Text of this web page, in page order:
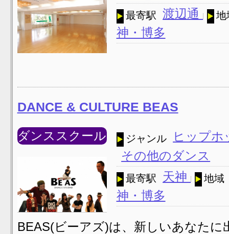
最寄駅 渡辺通 地
神・博多
DANCE & CULTURE BEAS
ダンススクール ジャンル
ヒップ
その他のダンス
最寄駅 天神 地域
神・博多
BEAS(ビーアズ)は、新しいあなた